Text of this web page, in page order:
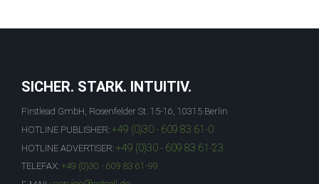
SICHER. STARK. INTUITIV.
Firstlead GmbH, Rosenfelder St. 15-16, 10315 Berlin
HOTLINE PUBLISHER: +49 (0)30 - 609 83 61-0
HOTLINE ADVERTISER: +49 (0)30 - 609 83 61-23
TELEFAX: +49 (0)30 - 609 83 61-99